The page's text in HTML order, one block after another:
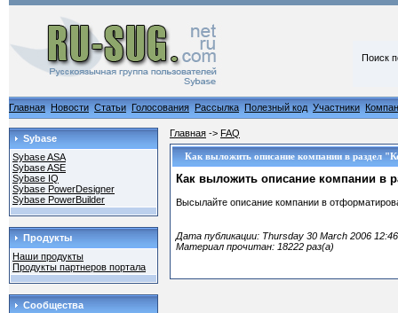
Поиск
Главная Новости Статьи Голосования Рассылка Полезный код Участники
Sybase
Sybase ASA
Sybase ASE
Sybase IQ
Sybase PowerDesigner
Sybase PowerBuilder
Продукты
Наши продукты
Продукты партнеров портала
Сообщества
Главная -> FAQ
Как выложить описание компании в раздел
Как выложить описание компании в
Высылайте описание компании в
Дата публикации: Thursday 30 March 2006
Материал прочитан: 18222 раз(а)